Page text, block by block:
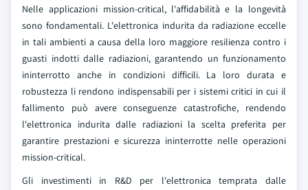
Nelle applicazioni mission-critical, l'affidabilità e la longevità
sono fondamentali. L'elettronica indurita da radiazione eccelle
in tali ambienti a causa della loro maggiore resilienza contro i
guasti indotti dalle radiazioni, garantendo un funzionamento
ininterrotto anche in condizioni difficili. La loro durata e
robustezza li rendono indispensabili per i sistemi critici in cui il
fallimento può avere conseguenze catastrofiche, rendendo
l'elettronica indurita dalle radiazioni la scelta preferita per
garantire prestazioni e sicurezza ininterrotte nelle operazioni
mission-critical.
Gli investimenti in R&D per l'elettronica temprata dalle